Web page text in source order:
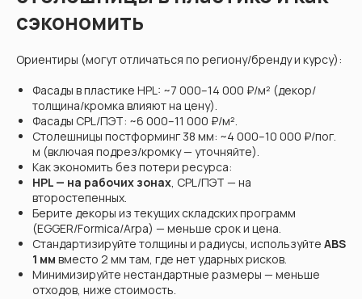
сэкономить
Ориентиры (могут отличаться по региону/бренду и курсу):
Фасады в пластике HPL: ~7 000–14 000 ₽/м² (декор/
толщина/кромка влияют на цену).
Фасады CPL/ПЭТ: ~6 000–11 000 ₽/м².
Столешницы постформинг 38 мм: ~4 000–10 000 ₽/пог.
м (включая подрез/кромку — уточняйте).
Как экономить без потери ресурса:
HPL — на рабочих зонах, CPL/ПЭТ — на
второстепенных.
Берите декоры из текущих складских программ
(EGGER/Formica/Arpa) — меньше срок и цена.
Стандартизируйте толщины и радиусы, используйте ABS
1 мм вместо 2 мм там, где нет ударных рисков.
Минимизируйте нестандартные размеры — меньше
отходов, ниже стоимость.